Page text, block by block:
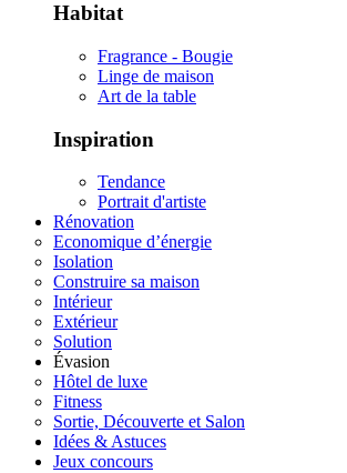
Habitat
Fragrance - Bougie
Linge de maison
Art de la table
Inspiration
Tendance
Portrait d'artiste
Rénovation
Economique d’énergie
Isolation
Construire sa maison
Intérieur
Extérieur
Solution
Évasion
Hôtel de luxe
Fitness
Sortie, Découverte et Salon
Idées & Astuces
Jeux concours